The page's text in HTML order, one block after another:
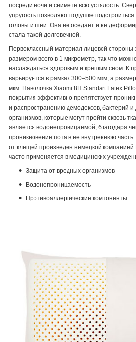
посреди ночи и снимете всю усталость.
упругость позволяют подушке
головы и шеи. Она не оседает и не
стала такой долговечной.
Первоклассный материал лицевой стороны
размером всего в 1 микрометр, так что
наслаждаться здоровым и крепким сном. К
варьируется в рамках 300–500 мкм, а
мкм. Наволочка Xiaomi 8H Standart Latex
покрытия эффективно препятствует
и распространению демодексов, бактерий и
организмов, которые могут пройти сквозь
является водонепроницаемой, благодаря
проникновение пота в ее внутреннюю
от клещей произведен немецкой
часто применяется в медицинских
Защита от вредных организмов
Водонепроницаемость
Противоаллергические компоненты